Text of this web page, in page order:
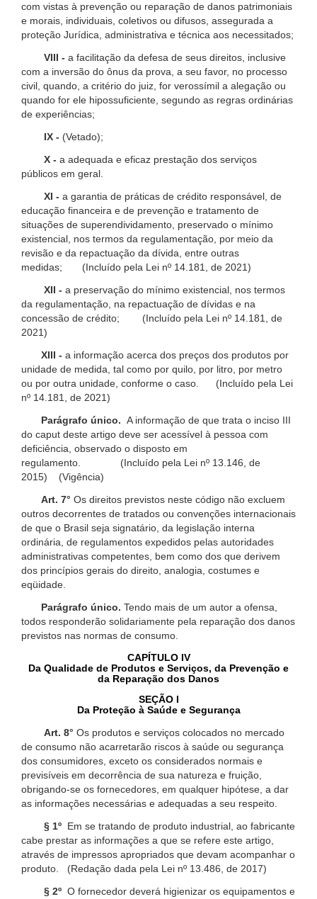
com vistas à prevenção ou reparação de danos patrimoniais
e morais, individuais, coletivos ou difusos, assegurada a
proteção Jurídica, administrativa e técnica aos necessitados;
VIII - a facilitação da defesa de seus direitos, inclusive
com a inversão do ônus da prova, a seu favor, no processo
civil, quando, a critério do juiz, for verossímil a alegação ou
quando for ele hipossuficiente, segundo as regras ordinárias
de experiências;
IX - (Vetado);
X - a adequada e eficaz prestação dos serviços
públicos em geral.
XI - a garantia de práticas de crédito responsável, de
educação financeira e de prevenção e tratamento de
situações de superendividamento, preservado o mínimo
existencial, nos termos da regulamentação, por meio da
revisão e da repactuação da dívida, entre outras
medidas; (Incluído pela Lei nº 14.181, de 2021)
XII - a preservação do mínimo existencial, nos termos
da regulamentação, na repactuação de dívidas e na
concessão de crédito; (Incluído pela Lei nº 14.181, de
2021)
XIII - a informação acerca dos preços dos produtos por
unidade de medida, tal como por quilo, por litro, por metro
ou por outra unidade, conforme o caso. (Incluído pela Lei
nº 14.181, de 2021)
Parágrafo único. A informação de que trata o inciso III
do caput deste artigo deve ser acessível à pessoa com
deficiência, observado o disposto em
regulamento. (Incluído pela Lei nº 13.146, de
2015) (Vigência)
Art. 7° Os direitos previstos neste código não excluem
outros decorrentes de tratados ou convenções internacionais
de que o Brasil seja signatário, da legislação interna
ordinária, de regulamentos expedidos pelas autoridades
administrativas competentes, bem como dos que derivem
dos princípios gerais do direito, analogia, costumes e
eqüidade.
Parágrafo único. Tendo mais de um autor a ofensa,
todos responderão solidariamente pela reparação dos danos
previstos nas normas de consumo.
CAPÍTULO IV
Da Qualidade de Produtos e Serviços, da Prevenção e
da Reparação dos Danos
SEÇÃO I
Da Proteção à Saúde e Segurança
Art. 8° Os produtos e serviços colocados no mercado
de consumo não acarretarão riscos à saúde ou segurança
dos consumidores, exceto os considerados normais e
previsíveis em decorrência de sua natureza e fruição,
obrigando-se os fornecedores, em qualquer hipótese, a dar
as informações necessárias e adequadas a seu respeito.
§ 1º Em se tratando de produto industrial, ao fabricante
cabe prestar as informações a que se refere este artigo,
através de impressos apropriados que devam acompanhar o
produto. (Redação dada pela Lei nº 13.486, de 2017)
§ 2º O fornecedor deverá higienizar os equipamentos e